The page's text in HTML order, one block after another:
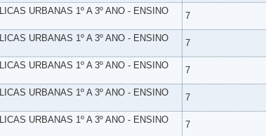
URBANAS 1º A 3º ANO - ENSINO
7
URBANAS 1º A 3º ANO - ENSINO
7
URBANAS 1º A 3º ANO - ENSINO
7
URBANAS 1º A 3º ANO - ENSINO
7
URBANAS 1º A 3º ANO - ENSINO
7